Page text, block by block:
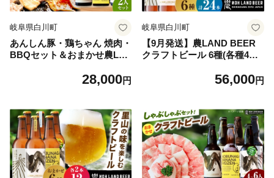
岐阜県白川町
あんしん豚・鶏ちゃん 焼肉・
BBQセット＆おまかせ農LA
(2人用) / 豚肉 焼肉 味付き 鶏
28,000円
岐阜県白川町
【9月発送】農LAND BEER
クラフトビール 6種(各種4本)
お酒 セット 白川町 / Sunpo
ト 詰め合わせ クラフトビー
ル ビール 飲み比べ 詰め合わ
せ クラフトビール ビール ア
ルコール ギフト プレゼント
セット クラフトビール ビー
ル
56,000円